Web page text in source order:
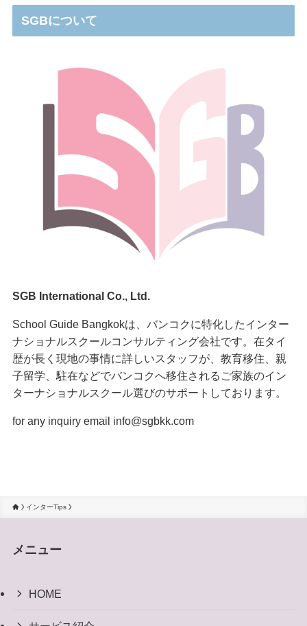
SGBについて
SGB International Co., Ltd.
School Guide Bangkokは、バンコクに特化したインター
ナショナルスクールコンサルティング会社です。在タイ
歴が長く現地の事情に詳しいスタッフが、教育移住、親
子留学、駐在などでバンコクへ移住されるご家族のイン
ターナショナルスクール選びのサポートしております。
for any inquiry email info@sgbkk.com
インターTips
メニュー
HOME